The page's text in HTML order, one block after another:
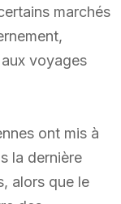
marchés
voyages
ont mis à
la dernière
alors que le